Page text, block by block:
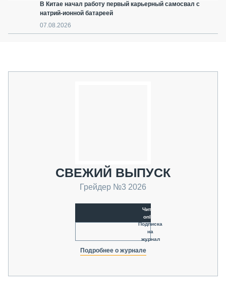
В Китае начал работу первый карьерный самосвал с
натрий-ионной батареей
07.08.2026
СВЕЖИЙ ВЫПУСК
Грейдер №3 2026
Читать
online
Подписка
на
журнал
Подробнее о журнале